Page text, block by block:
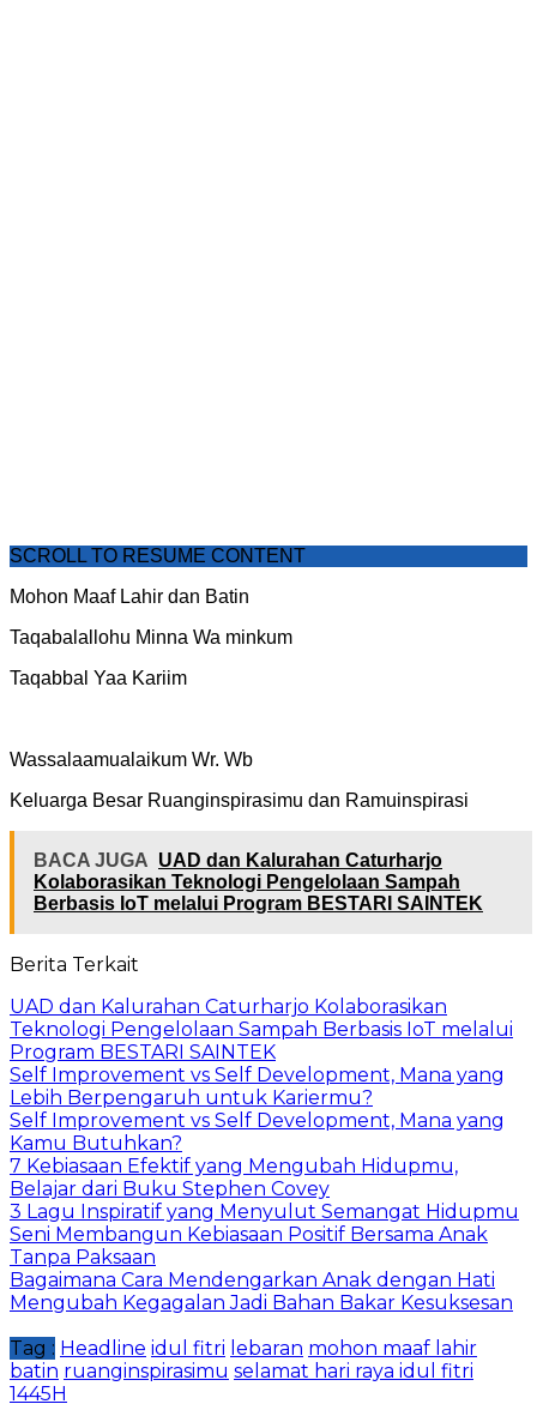
SCROLL TO RESUME CONTENT
Mohon Maaf Lahir dan Batin
Taqabalallohu Minna Wa minkum
Taqabbal Yaa Kariim
Wassalaamualaikum Wr. Wb
Keluarga Besar Ruanginspirasimu dan Ramuinspirasi
BACA JUGA UAD dan Kalurahan Caturharjo
Kolaborasikan Teknologi Pengelolaan Sampah
Berbasis IoT melalui Program BESTARI SAINTEK
Berita Terkait
UAD dan Kalurahan Caturharjo Kolaborasikan
Teknologi Pengelolaan Sampah Berbasis IoT melalui
Program BESTARI SAINTEK
Self Improvement vs Self Development, Mana yang
Lebih Berpengaruh untuk Kariermu?
Self Improvement vs Self Development, Mana yang
Kamu Butuhkan?
7 Kebiasaan Efektif yang Mengubah Hidupmu,
Belajar dari Buku Stephen Covey
3 Lagu Inspiratif yang Menyulut Semangat Hidupmu
Seni Membangun Kebiasaan Positif Bersama Anak
Tanpa Paksaan
Bagaimana Cara Mendengarkan Anak dengan Hati
Mengubah Kegagalan Jadi Bahan Bakar Kesuksesan
Tag : Headline idul fitri lebaran mohon maaf lahir
batin ruanginspirasimu selamat hari raya idul fitri
1445H